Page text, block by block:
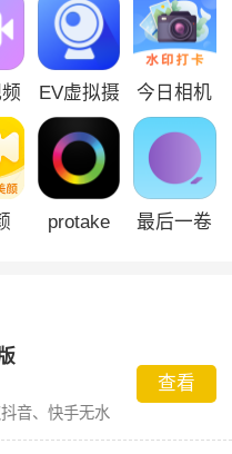
EV虚拟摄
像头
今日相机
protake
最后一卷
音、快手无水
查看